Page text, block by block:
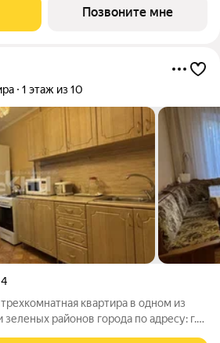
"Кузнечиха город" на 1 этаже.
Позвоните мне
1 этаж из 10
квартира в одном из
районов города по адресу: г.